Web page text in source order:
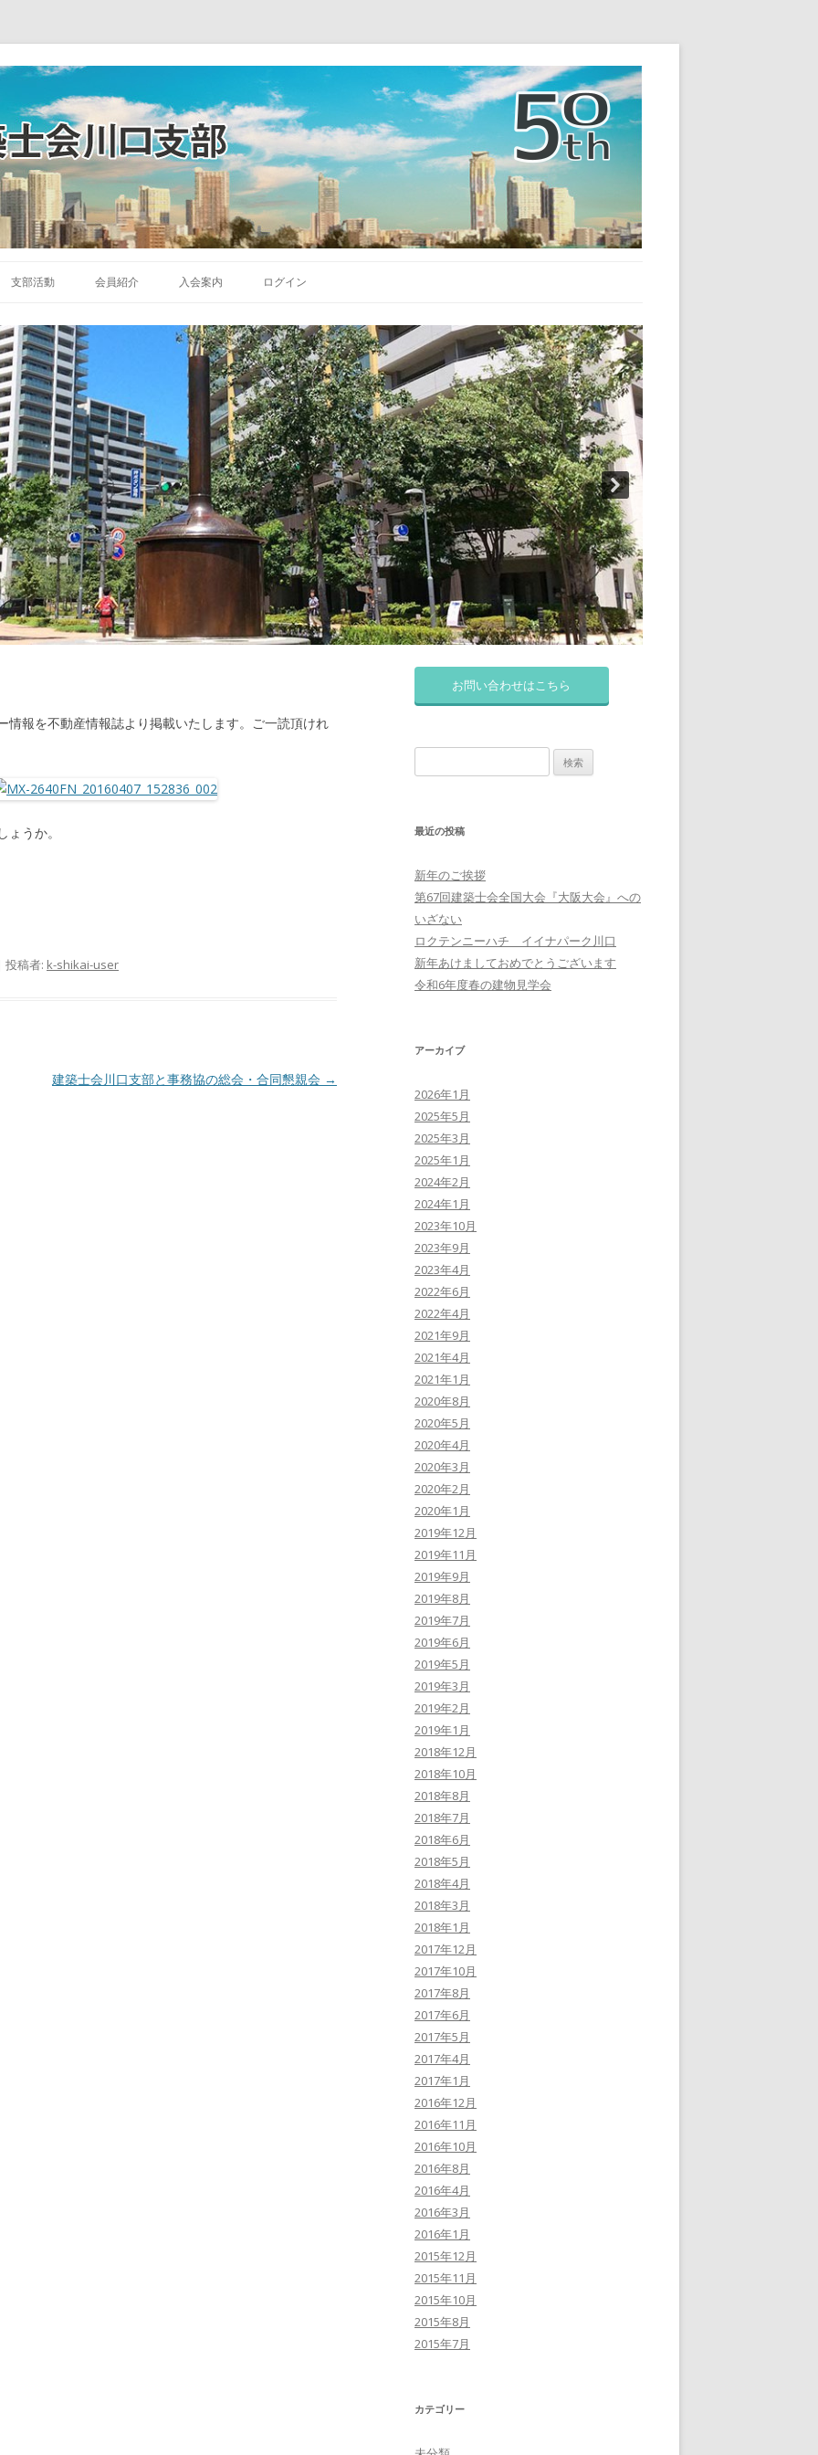
ン
テ
へ
ス
キ
ッ
プ
支部活動 会員紹介 入会案内 ログイン
情報を不動産情報誌より掲載いたします。ご一読頂けれ
うか。
投稿者: k-shikai-user
建築士会川口支部と事務協の総会・合同懇親会 →
お問い合わせはこちら
索:
最近の投稿
新年のご挨拶
第67回建築士会全国大会『大阪大会』への
いざない
ロクテンニーハチ イイナパーク川口
新年あけましておめでとうございます
令和6年度春の建物見学会
アーカイブ
2026年1月
2025年5月
2025年3月
2025年1月
2024年2月
2024年1月
2023年10月
2023年9月
2023年4月
2022年6月
2022年4月
2021年9月
2021年4月
2021年1月
2020年8月
2020年5月
2020年4月
2020年3月
2020年2月
2020年1月
2019年12月
2019年11月
2019年9月
2019年8月
2019年7月
2019年6月
2019年5月
2019年3月
2019年2月
2019年1月
2018年12月
2018年10月
2018年8月
2018年7月
2018年6月
2018年5月
2018年4月
2018年3月
2018年1月
2017年12月
2017年10月
2017年8月
2017年6月
2017年5月
2017年4月
2017年1月
2016年12月
2016年11月
2016年10月
2016年8月
2016年4月
2016年3月
2016年1月
2015年12月
2015年11月
2015年10月
2015年8月
2015年7月
カテゴリー